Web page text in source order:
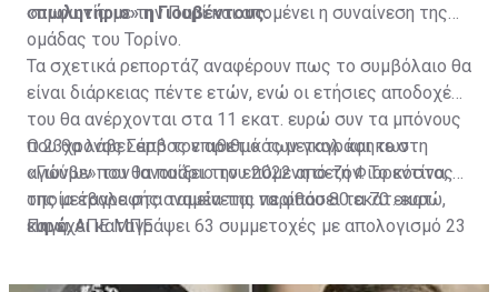
«πωλητήριο» η Γιουβέντους.
συμφωνία με την Παρί και απομένει η συναίνεση της
ομάδας του Τορίνο.
Τα σχετικά ρεπορτάζ αναφέρουν πως το συμβόλαιο θα
είναι διάρκειας πέντε ετών, ενώ οι ετήσιες αποδοχές
του θα ανέρχονται στα 11 εκατ. ευρώ συν τα μπόνους
που θα λάβει από τον αριθμό των γκολ και των
αγώνων που θα παίξει την επόμενη σεζόν. Το κόστος
της μεταγραφής αναμένεται να φθάσει τα 70 εκατ.
ευρώ.
Ο 23χρονος Σέρβος επιθετικός μεταγράφηκε στη
«Γιούβε» τον Ιανουάριο του 2022 από τη Φιορεντίνα, η
οποία έβαλε στα ταμεία της περίπου 80 εκατ. ευρώ,
και έχει καταγράψει 63 συμμετοχές με απολογισμό 23
Πηγή: ΑΠΕ ΜΠΕ